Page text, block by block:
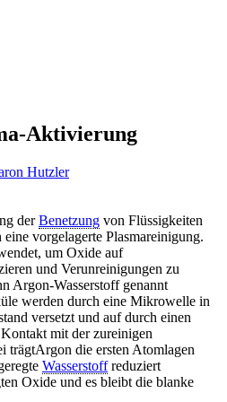
Aktivierung
Hutzler
derBenetzung von Flüssigkeiten
vorgelagerte Plasmareinigung.
um Oxide auf
und Verunreinigungen zu
Argon-Wasserstoff genannt
werden durch eine Mikrowelle in
versetzt und auf durch einen
mit der zureinigen
trägtArgon die ersten Atomlagen
Wasserstoffreduziert
Oxide und es bleibt die blanke